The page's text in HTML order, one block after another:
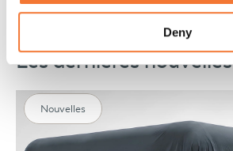
Deny
Les dernières nouvelles
Nouvelles